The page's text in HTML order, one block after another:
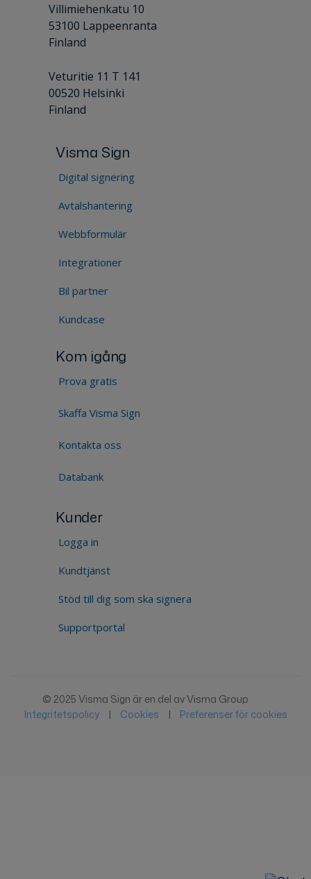
Villimiehenkatu 10
53100 Lappeenranta
Finland
Veturitie 11 T 141
00520 Helsinki
Finland
Visma Sign
Digital signering
Avtalshantering
Webbformulär
Integrationer
Bil partner
Kundcase
Kom igång
Prova gratis
Skaffa Visma Sign
Kontakta oss
Databank
Kunder
Logga in
Kundtjänst
Stöd till dig som ska signera
Supportportal
© 2025 Visma Sign är en del av Visma Group
Integritetspolicy
| Cookies | Preferenser för cookies